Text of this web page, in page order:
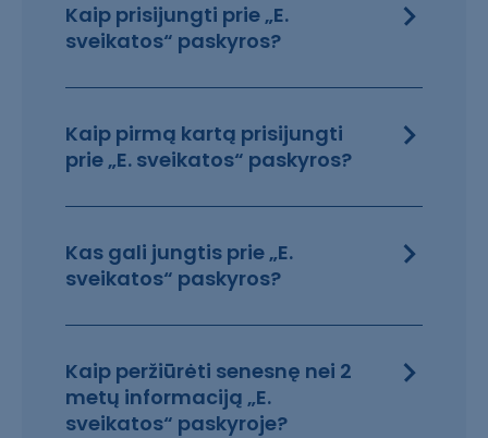
Kaip prisijungti prie „E.
sveikatos“ paskyros?
Kaip pirmą kartą prisijungti
prie „E. sveikatos“ paskyros?
Kas gali jungtis prie „E.
sveikatos“ paskyros?
Kaip peržiūrėti senesnę nei 2
metų informaciją „E.
sveikatos“ paskyroje?